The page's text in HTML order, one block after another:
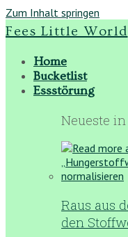
Zum Inhalt springen
Fees Little World
Home
Bucketlist
Essstörung
Neueste
Raus aus
den